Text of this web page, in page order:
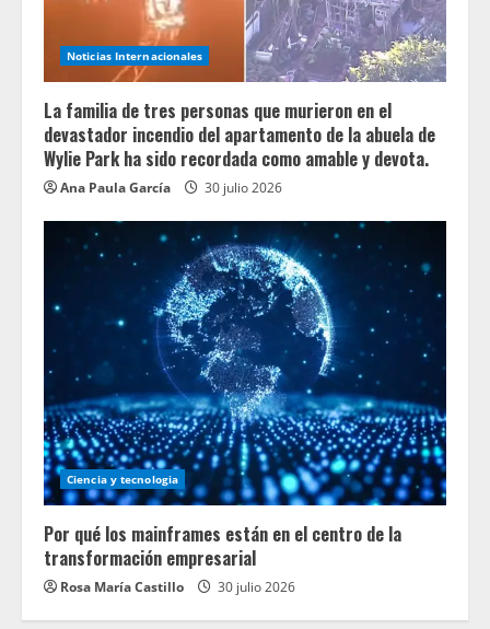
Noticias Internacionales
La familia de tres personas que murieron en el
devastador incendio del apartamento de la abuela de
Wylie Park ha sido recordada como amable y devota.
Ana Paula García 30 julio 2026
Ciencia y tecnologia
Por qué los mainframes están en el centro de la
transformación empresarial
Rosa María Castillo 30 julio 2026